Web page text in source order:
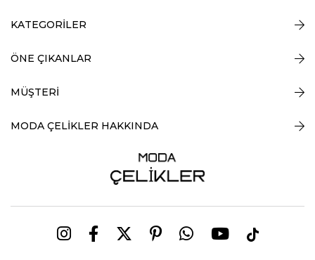
KATEGORİLER
ÖNE ÇIKANLAR
MÜŞTERİ
MODA ÇELİKLER HAKKINDA